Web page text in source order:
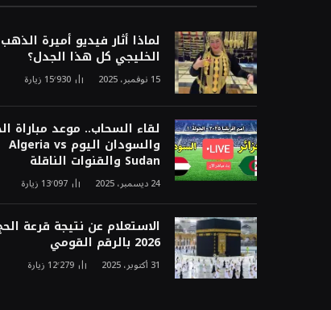
لماذا أثار فيديو أميرة
الخليجي كل هذا الجدل؟
15 نوفمبر، 2025 15٬930 زيارة
لقاء السحاب.. موعد مباراة
والسودان اليوم Algeria vs
Sudan والقنوات الناقلة
24 ديسمبر، 2025 13٬097 زيارة
الاستعلام عن نتيجة قرعة
2026 بالرقم القومي
31 أكتوبر، 2025 12٬279 زيارة